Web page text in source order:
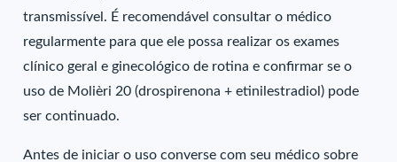
transmissível. É recomendável consultar o médico
regularmente para que ele possa realizar os exames
clínico geral e ginecológico de rotina e confirmar se o
uso de Molièri 20 (drospirenona + etinilestradiol) pode
ser continuado.
Antes de iniciar o uso converse com seu médico sobre